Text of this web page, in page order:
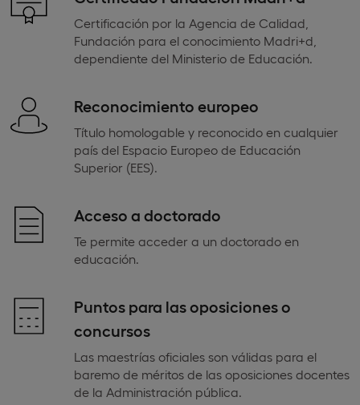
Certificación por la Agencia de Calidad,
Fundación para el conocimiento Madri+d,
dependiente del Ministerio de Educación.
Reconocimiento europeo
Título homologable y reconocido en cualquier
país del Espacio Europeo de Educación
Superior (EES).
Acceso a doctorado
Te permite acceder a un doctorado en
educación.
Puntos para las oposiciones o
concursos
Las maestrías oficiales son válidas para el
baremo de méritos de las oposiciones docentes
de la Administración pública.